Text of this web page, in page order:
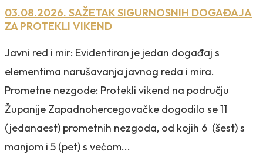
03.08.2026. SAŽETAK SIGURNOSNIH DOGAĐAJA
ZA PROTEKLI VIKEND
Javni red i mir: Evidentiran je jedan događaj s
elementima narušavanja javnog reda i mira.
Prometne nezgode: Protekli vikend na području
Županije Zapadnohercegovačke dogodilo se 11
(jedanaest) prometnih nezgoda, od kojih 6 (šest) s
manjom i 5 (pet) s većom...